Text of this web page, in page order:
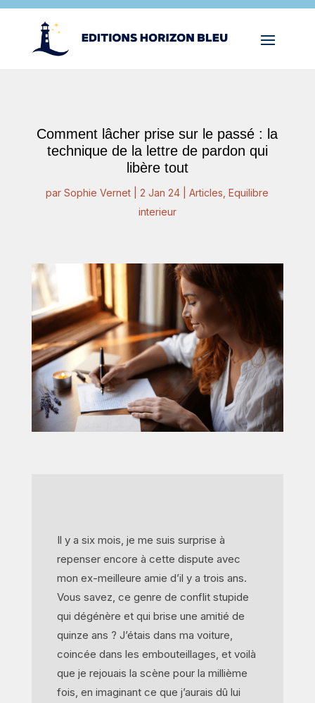
Comment lâcher prise sur le passé : la
technique de la lettre de pardon qui
libère tout
parSophie Vernet 2 Jan 24 |Articles ,Equilibre
interieur
Il y a six mois, je me suis surprise à
repenser encore à cette dispute avec
mon ex-meilleure amie d’il y a trois ans.
Vous savez, ce genre de conflit stupide
qui dégénère et qui brise une amitié de
quinze ans ? J’étais dans ma voiture,
coincée dans les embouteillages, et voilà
que je rejouais la scène pour la millième
fois, en imaginant ce que j’aurais dû lui